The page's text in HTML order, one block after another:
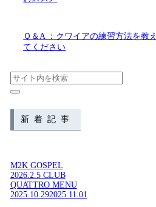
Ｑ＆A ：クワイアの練習方法を教え
てください
新着記事
M2K GOSPEL
2026.2.5 CLUB
QUATTRO MENU
2025.10.292025.11.01